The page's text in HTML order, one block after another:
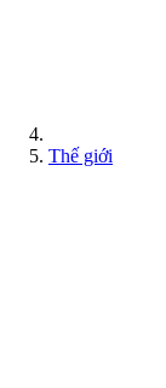
Thế giới